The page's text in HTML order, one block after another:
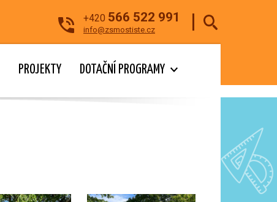
+420 566 522 991
info@zsmostiste.cz
PROJEKTY DOTAČNÍ PROGRAMY